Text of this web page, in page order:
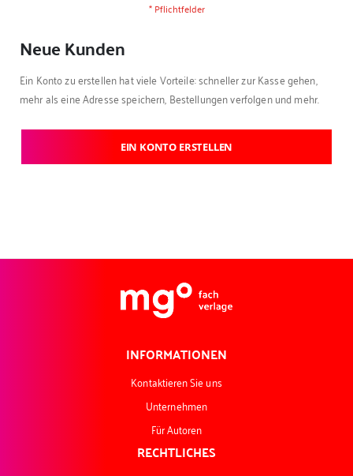
Neue Kunden
Ein Konto zu erstellen hat viele Vorteile: schneller zur Kasse gehen,
mehr als eine Adresse speichern, Bestellungen verfolgen und mehr.
EIN KONTO ERSTELLEN
INFORMATIONEN
Kontaktieren Sie uns
Unternehmen
Für Autoren
RECHTLICHES